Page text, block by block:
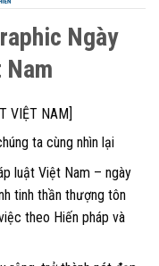
Ngày
VIỆT NAM]
ta cùng nhìn lại
luật Việt Nam – ngày
tinh thần thượng tôn
theo Hiến pháp và